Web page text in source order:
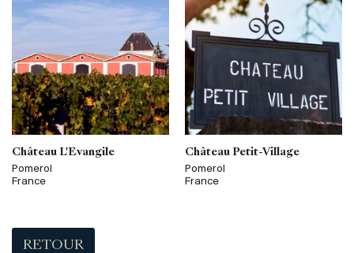
Château L'Evangile
Pomerol
France
Château Petit-Village
Pomerol
France
RETOUR